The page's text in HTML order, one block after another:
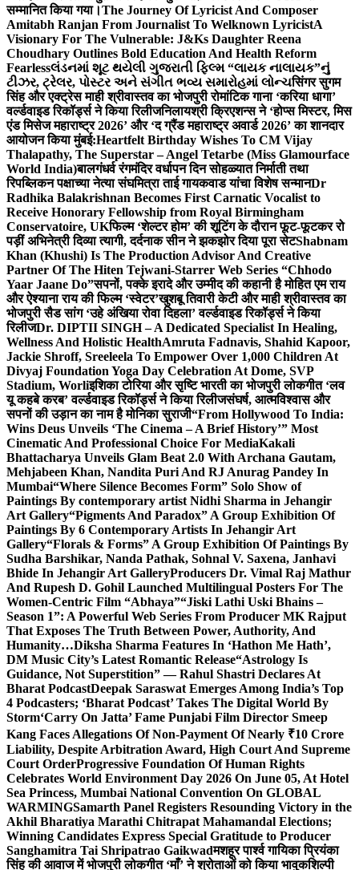
सम्मानित किया गया।The Journey Of Lyricist And Composer
Amitabh Ranjan From Journalist To Welknown LyricistA
Visionary For The Vulnerable: J&Ks Daughter Reena
Choudhary Outlines Bold Education And Health Reform
Fearlessલંડનમાં શૂટ થયેલી ગુજરાતી ફિલ્મ “લાયક નાલાયક”નું
ટીઝર, ટ્રેલર, પોસ્ટર અને સંગીત ભવ્ય સમારોહમાં લોન્ચसिंगर सुगम
सिंह और एक्ट्रेस माही श्रीवास्तव का भोजपुरी रोमांटिक गाना ‘करिया धागा’
वर्ल्डवाइड रिकॉर्ड्स ने किया रिलीजनिलायश्री क्रिएशन्स ने ‘होप्स मिस्टर, मिस
एंड मिसेज महाराष्ट्र 2026’ और ‘द ग्रैंड महाराष्ट्र अवार्ड 2026’ का शानदार
आयोजन किया मुंबई:Heartfelt Birthday Wishes To CM Vijay
Thalapathy, The Superstar – Angel Tetarbe (Miss Glamourface
World India)बालगंधर्व रंगमंदिर वर्धापन दिन सोहळ्यात निर्माती तथा
रिपब्लिकन पक्षाच्या नेत्या संघमित्रा ताई गायकवाड यांचा विशेष सन्मानDr
Radhika Balakrishnan Becomes First Carnatic Vocalist to
Receive Honorary Fellowship from Royal Birmingham
Conservatoire, UKफिल्म ‘शेल्टर होम’ की शूटिंग के दौरान फूट-फूटकर रो
पड़ीं अभिनेत्री दिव्या त्यागी, दर्दनाक सीन ने झकझोर दिया पूरा सेटShabnam
Khan (Khushi) Is The Production Advisor And Creative
Partner Of The Hiten Tejwani-Starrer Web Series “Chhodo
Yaar Jaane Do”सपनों, पक्के इरादे और उम्मीद की कहानी है मोहित एम राय
और ऐश्याना राय की फिल्म ‘स्वेटर’खुशबू तिवारी केटी और माही श्रीवास्तव का
भोजपुरी सैड सांग ‘उहे अंखिया रोवा दिहला’ वर्ल्डवाइड रिकॉर्ड्स ने किया
रिलीजDr. DIPTII SINGH – A Dedicated Specialist In Healing,
Wellness And Holistic HealthAmruta Fadnavis, Shahid Kapoor,
Jackie Shroff, Sreeleela To Empower Over 1,000 Children At
Divyaj Foundation Yoga Day Celebration At Dome, SVP
Stadium, Worliइशिका टोरिया और सृष्टि भारती का भोजपुरी लोकगीत ‘लव
यू कहबे करब’ वर्ल्डवाइड रिकॉर्ड्स ने किया रिलीजसंघर्ष, आत्मविश्वास और
सपनों की उड़ान का नाम है मोनिका सुराजी“From Hollywood To India:
Wins Deus Unveils ‘The Cinema – A Brief History’” Most
Cinematic And Professional Choice For MediaKakali
Bhattacharya Unveils Glam Beat 2.0 With Archana Gautam,
Mehjabeen Khan, Nandita Puri And RJ Anurag Pandey In
Mumbai“Where Silence Becomes Form” Solo Show of
Paintings By contemporary artist Nidhi Sharma in Jehangir
Art Gallery“Pigments And Paradox” A Group Exhibition Of
Paintings By 6 Contemporary Artists In Jehangir Art
Gallery“Florals & Forms” A Group Exhibition Of Paintings By
Sudha Barshikar, Nanda Pathak, Sohnal V. Saxena, Janhavi
Bhide In Jehangir Art GalleryProducers Dr. Vimal Raj Mathur
And Rupesh D. Gohil Launched Multilingual Posters For The
Women-Centric Film “Abhaya”“Jiski Lathi Uski Bhains –
Season 1”: A Powerful Web Series From Producer MK Rajput
That Exposes The Truth Between Power, Authority, And
Humanity…Diksha Sharma Features In ‘Hathon Me Hath’,
DM Music City’s Latest Romantic Release“Astrology Is
Guidance, Not Superstition” — Rahul Shastri Declares At
Bharat PodcastDeepak Saraswat Emerges Among India’s Top
4 Podcasters; ‘Bharat Podcast’ Takes The Digital World By
Storm‘Carry On Jatta’ Fame Punjabi Film Director Smeep
Kang Faces Allegations Of Non-Payment Of Nearly ₹10 Crore
Liability, Despite Arbitration Award, High Court And Supreme
Court OrderProgressive Foundation Of Human Rights
Celebrates World Environment Day 2026 On June 05, At Hotel
Sea Princess, Mumbai National Convention On GLOBAL
WARMINGSamarth Panel Registers Resounding Victory in the
Akhil Bharatiya Marathi Chitrapat Mahamandal Elections;
Winning Candidates Express Special Gratitude to Producer
Sanghamitra Tai Shripatrao Gaikwadमशहूर पार्श्व गायिका प्रियंका
सिंह की आवाज में भोजपुरी लोकगीत ‘माँ’ ने श्रोताओं को किया भावुकशिल्पी